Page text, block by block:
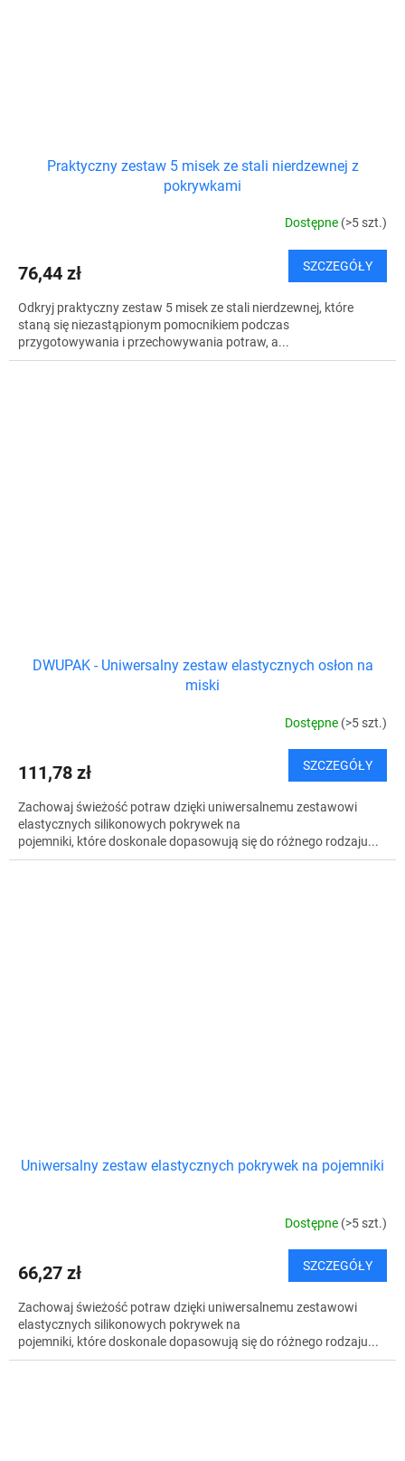
Praktyczny zestaw 5 misek ze stali nierdzewnej z
pokrywkami
Dostępne (>5 szt.)
76,44 zł SZCZEGÓŁY
Odkryj praktyczny zestaw 5 misek ze stali nierdzewnej, które
staną się niezastąpionym pomocnikiem podczas
przygotowywania i przechowywania potraw, a...
DWUPAK - Uniwersalny zestaw elastycznych osłon na
miski
Dostępne (>5 szt.)
111,78 zł SZCZEGÓŁY
Zachowaj świeżość potraw dzięki uniwersalnemu zestawowi
elastycznych silikonowych pokrywek na
pojemniki, które doskonale dopasowują się do różnego rodzaju...
Uniwersalny zestaw elastycznych pokrywek na pojemniki
Dostępne (>5 szt.)
66,27 zł SZCZEGÓŁY
Zachowaj świeżość potraw dzięki uniwersalnemu zestawowi
elastycznych silikonowych pokrywek na
pojemniki, które doskonale dopasowują się do różnego rodzaju...